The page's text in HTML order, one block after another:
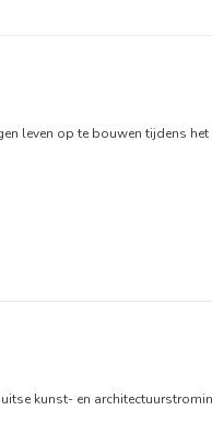
leven op te bouwen tijdens
kunst- en